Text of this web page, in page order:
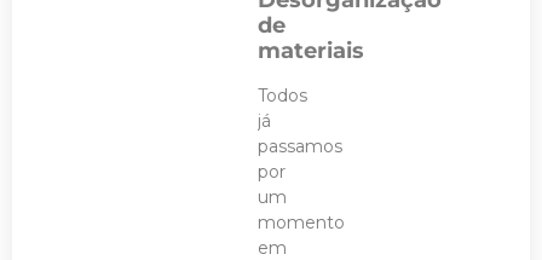
de
materiais
Todos
já
passamos
por
um
momento
em